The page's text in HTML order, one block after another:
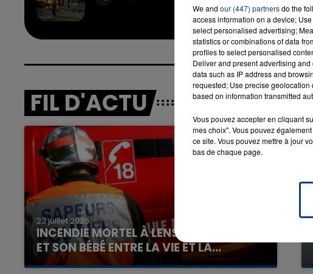
LA TEAM DU WEEK-END
& JENNIE
FIL D'ACTU
23 juillet 2026
INCENDIE MORTEL À LENS : UNE FEMME
ET SON BÉBÉ ENTRE LA VIE ET LA...
Un homme s'est immolé par le feu après avoir
We and our (447) partnersdo the
access information on a device;
select personalised advertising;
statistics or combinations of data
profiles to select personalised
Deliver and present advertising
data such as IP address and
requested; Use precise
based on information transmitted
Vous pouvez accepter en cliquant
mes choix". Vous pouvez
ce site. Vous pouvez mettre à jour
bas de chaque page.